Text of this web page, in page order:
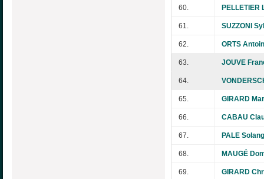
60. PELLETIER
61. SUZZONI
62. ORTS
63. JOUVE
64.
65. GIRARD
66. CABAU
67. PALE
68. MAUGÉ
69. GIRARD